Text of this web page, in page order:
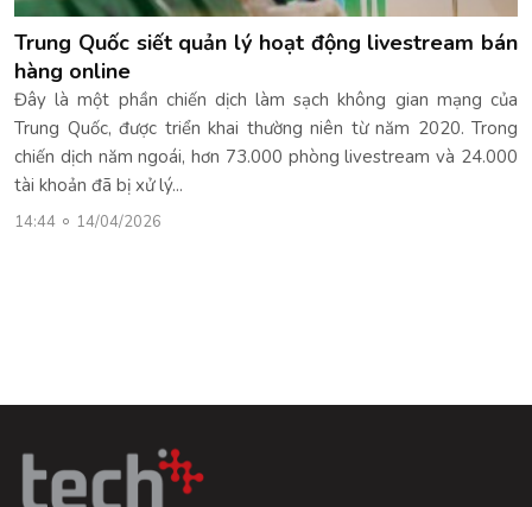
Trung Quốc siết quản lý hoạt động livestream bán
hàng online
Đây là một phần chiến dịch làm sạch không gian mạng của
Trung Quốc, được triển khai thường niên từ năm 2020. Trong
chiến dịch năm ngoái, hơn 73.000 phòng livestream và 24.000
tài khoản đã bị xử lý...
14:44 14/04/2026